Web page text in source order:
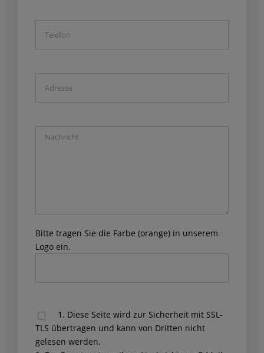
Bitte tragen Sie die Farbe (orange) in unserem
Logo ein.
leave
this
field
1. Diese Seite wird zur Sicherheit mit SSL-
TLS übertragen und kann von Dritten nicht
gelesen werden.